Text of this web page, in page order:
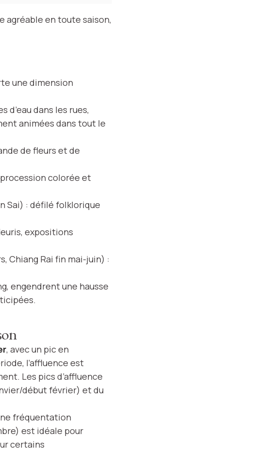
agréable en toute saison,
une dimension
d’eau dans les rues,
animées dans tout le
de fleurs et de
colorée et
Sai) : défilé folklorique
expositions
Chiang Rai fin mai-juin) :
engendrent une hausse
, avec un pic en
l’affluence est
Les pics d’affluence
début février) et du
fréquentation
est idéale pour
certains